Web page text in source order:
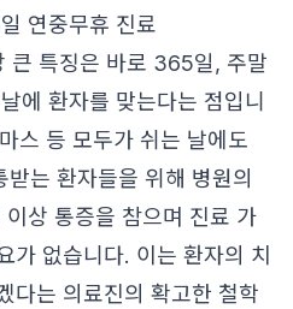
연중무휴 진료
큰 특징은 바로 365일, 주말
에 환자를 맞는다는 점입니
스 등 모두가 쉬는 날에도
는 환자들을 위해 병원의
상 통증을 참으며 진료 가
가 없습니다. 이는 환자의 치
다는 의료진의 확고한 철학